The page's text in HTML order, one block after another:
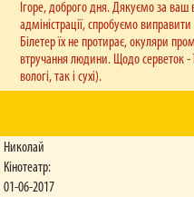
Ігоре, доброго дня. Дякуємо за
адміністрації, спробуємо
Білетер їх не протирає, окуляри
втручання людини. Щодо серветок -
вологі, так і сухі).
Николай
Кінотеатр:
01-06-2017